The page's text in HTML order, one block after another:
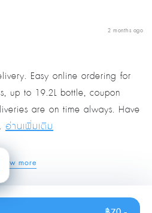
2 months ago
Easy online ordering for
up to 19.2L bottle, coupon
are on time always. Have
อ่านเพิ่มเติม
more